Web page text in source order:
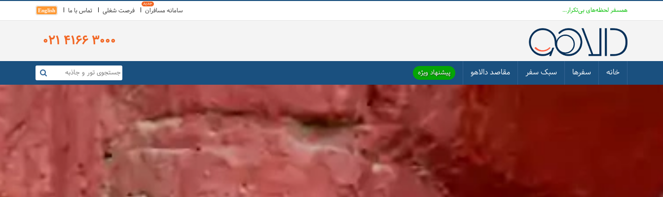
همسفر لحظه‌های بی‌تکرار... سامانه مسافران فرصت شغلی تماس با ما English
021 4166 3000
خانه سفرها سبک سفر مقاصد دالاهو پیشنهاد ویژه